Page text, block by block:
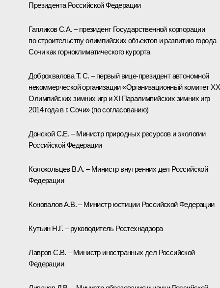
Президента Российской Федерации
Гапликов С.А. – президент Государственной корпорации
по строительству олимпийских объектов и развитию города
Сочи как горноклиматического курорта
Доброхвалова Т. С. – первый вице-президент автономной
некоммерческой организации «Организационный комитет
Олимпийских зимних игр и XI Паралимпийских зимних игр
2014 года в г. Сочи» (по согласованию)
Донской С.Е. – Министр природных ресурсов и экологии
Российской Федерации
Колокольцев В.А. – Министр внутренних дел Российской
Федерации
Коновалов А.В. – Министр юстиции Российской Федерации
Кутьин Н.Г. – руководитель Ростехнадзора
Лавров С.В. – Министр иностранных дел Российской
Федерации